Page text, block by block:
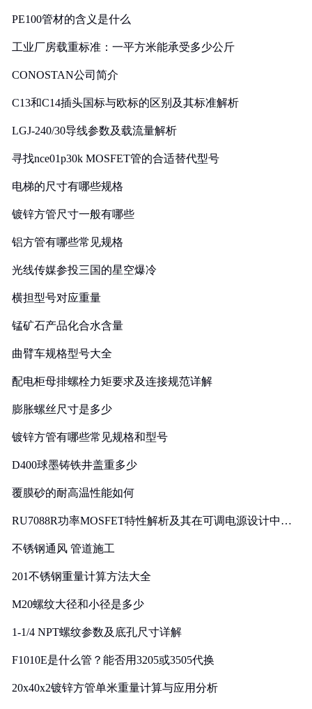
PE100管材的含义是什么
工业厂房载重标准：一平方米能承受多少公斤
CONOSTAN公司简介
C13和C14插头国标与欧标的区别及其标准解析
LGJ-240/30导线参数及载流量解析
寻找nce01p30k MOSFET管的合适替代型号
电梯的尺寸有哪些规格
镀锌方管尺寸一般有哪些
铝方管有哪些常见规格
光线传媒参投三国的星空爆冷
横担型号对应重量
锰矿石产品化合水含量
曲臂车规格型号大全
配电柜母排螺栓力矩要求及连接规范详解
膨胀螺丝尺寸是多少
镀锌方管有哪些常见规格和型号
D400球墨铸铁井盖重多少
覆膜砂的耐高温性能如何
RU7088R功率MOSFET特性解析及其在可调电源设计中的
不锈钢通风 管道施工
201不锈钢重量计算方法大全
M20螺纹大径和小径是多少
1-1/4 NPT螺纹参数及底孔尺寸详解
F1010E是什么管？能否用3205或3505代换
20x40x2镀锌方管单米重量计算与应用分析